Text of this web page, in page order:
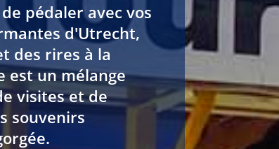
pédaler avec vos
d'Utrecht,
des rires à la
est un mélange
visites et de
souvenirs